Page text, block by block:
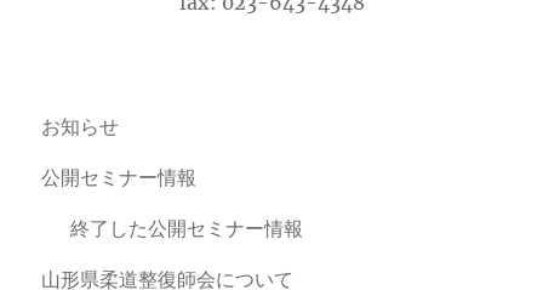
お知らせ
公開セミナー情報
終了した公開セミナー情報
山形県柔道整復師会について